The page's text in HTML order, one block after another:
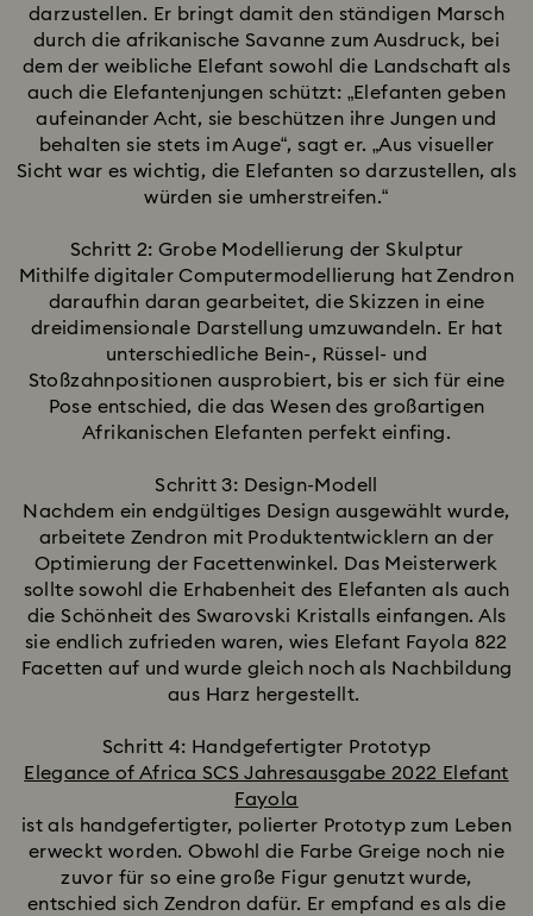
darzustellen. Er bringt damit den ständigen Marsch
durch die afrikanische Savanne zum Ausdruck, bei
dem der weibliche Elefant sowohl die Landschaft als
auch die Elefantenjungen schützt: „Elefanten geben
aufeinander Acht, sie beschützen ihre Jungen und
behalten sie stets im Auge“, sagt er. „Aus visueller
Sicht war es wichtig, die Elefanten so darzustellen, als
würden sie umherstreifen.“
Schritt 2: Grobe Modellierung der Skulptur
Mithilfe digitaler Computermodellierung hat Zendron
daraufhin daran gearbeitet, die Skizzen in eine
dreidimensionale Darstellung umzuwandeln. Er hat
unterschiedliche Bein-, Rüssel- und
Stoßzahnpositionen ausprobiert, bis er sich für eine
Pose entschied, die das Wesen des großartigen
Afrikanischen Elefanten perfekt einfing.
Schritt 3: Design-Modell
Nachdem ein endgültiges Design ausgewählt wurde,
arbeitete Zendron mit Produktentwicklern an der
Optimierung der Facettenwinkel. Das Meisterwerk
sollte sowohl die Erhabenheit des Elefanten als auch
die Schönheit des Swarovski Kristalls einfangen. Als
sie endlich zufrieden waren, wies Elefant Fayola 822
Facetten auf und wurde gleich noch als Nachbildung
aus Harz hergestellt.
Schritt 4: Handgefertigter Prototyp
Elegance of Africa SCS Jahresausgabe 2022 Elefant
Fayola
ist als handgefertigter, polierter Prototyp zum Leben
erweckt worden. Obwohl die Farbe Greige noch nie
zuvor für so eine große Figur genutzt wurde,
entschied sich Zendron dafür. Er empfand es als die